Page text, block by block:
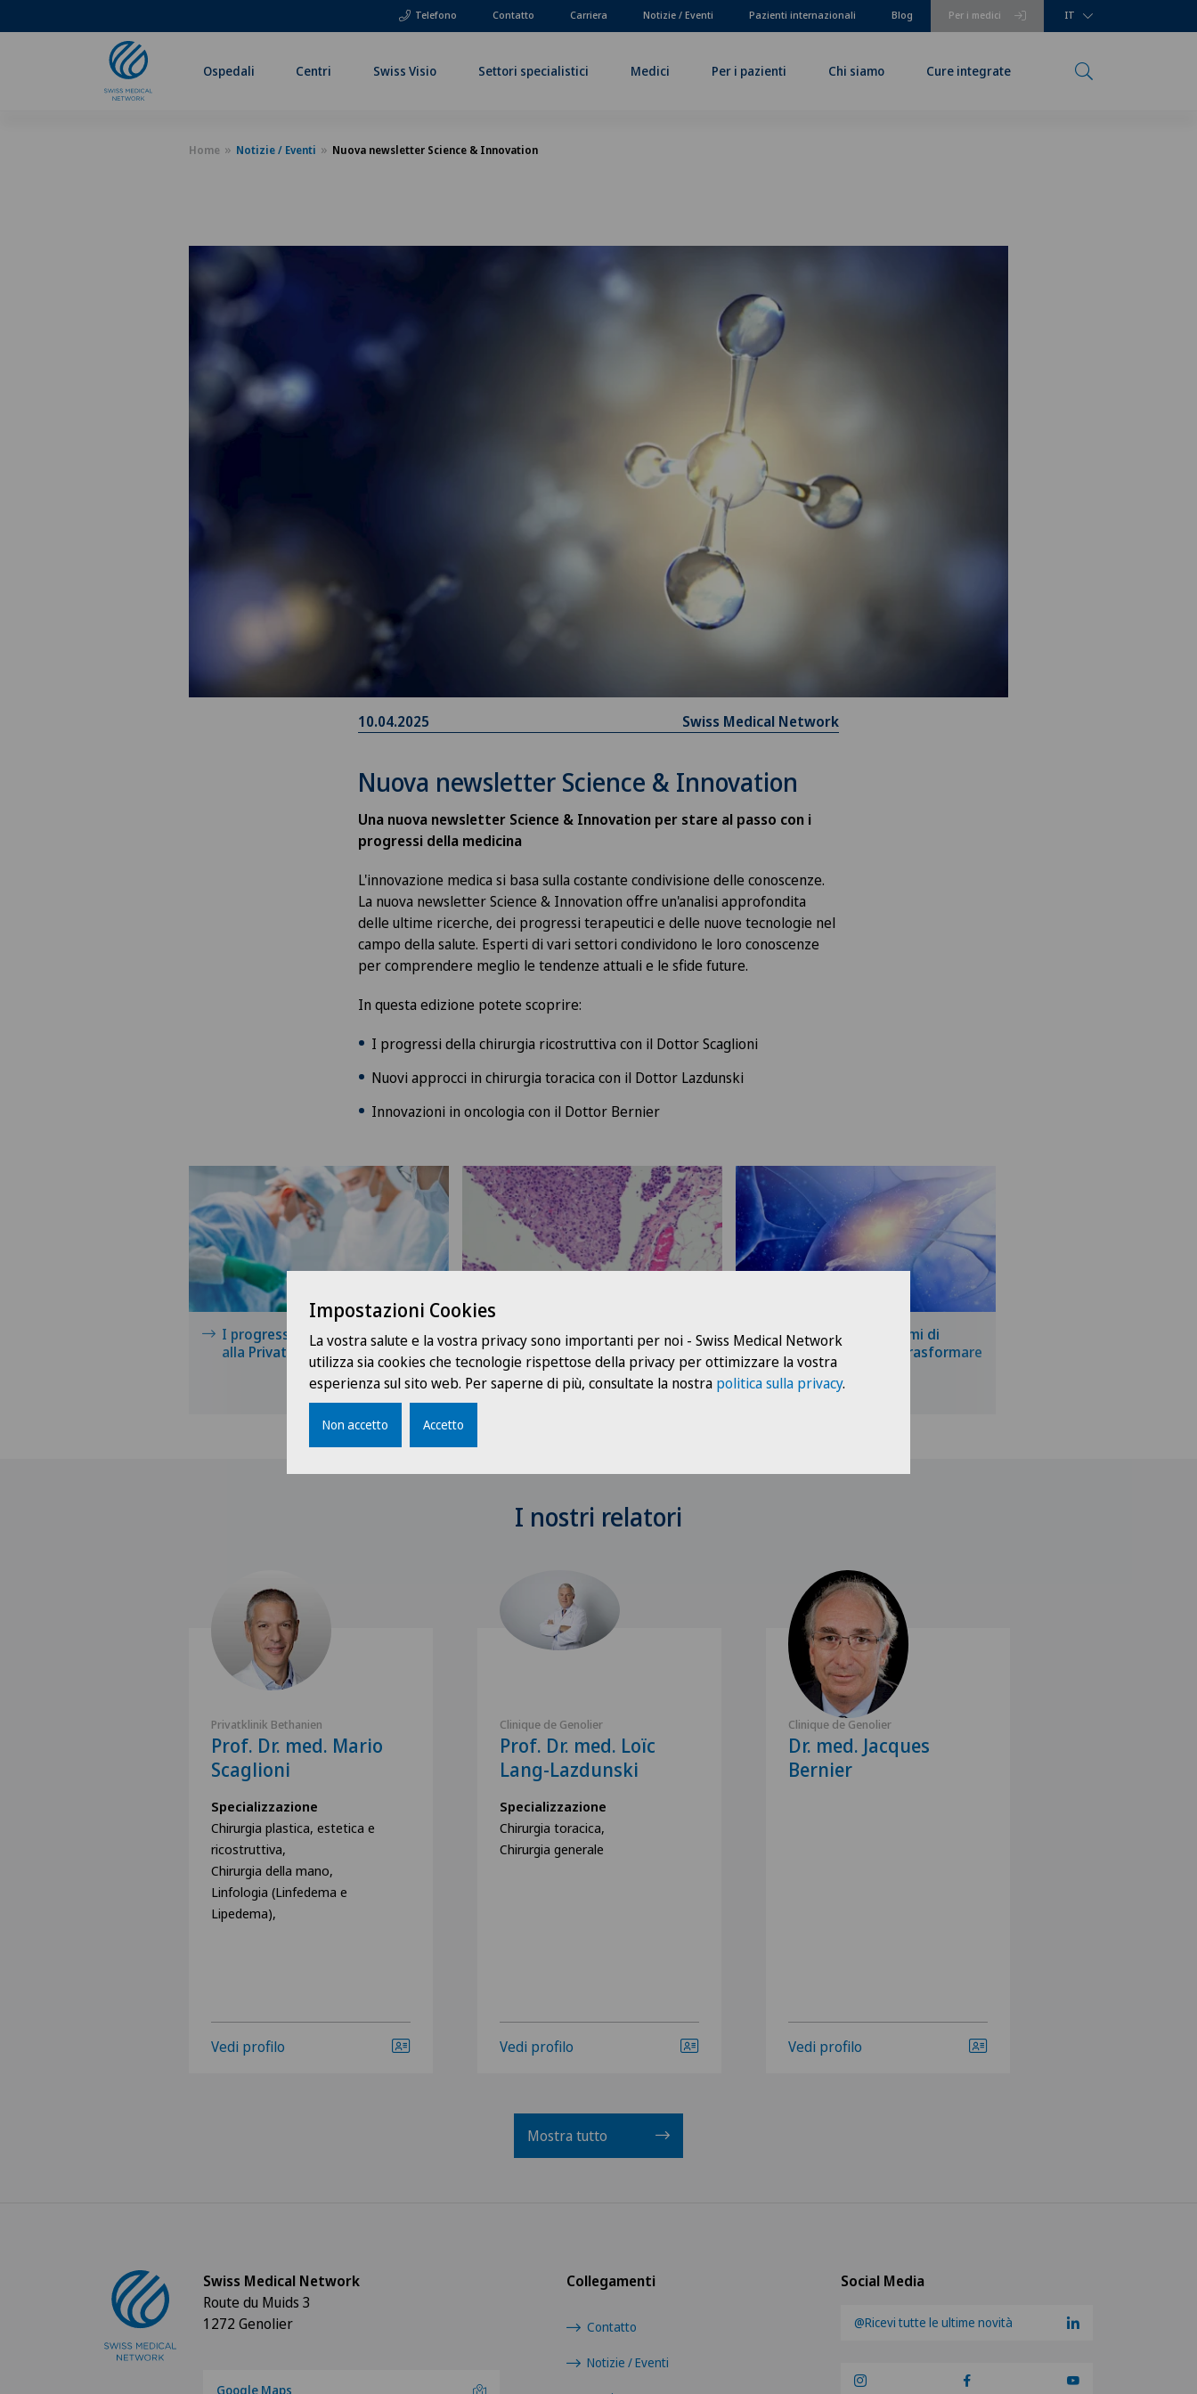
Telefono Per i medici
Contatto Carriera Notizie / Eventi Pazienti internazionali Blog IT
Ospedali Centri Swiss Visio Settori specialistici Medici Per i pazienti Chi siamo Cure integrate
Home Notizie / Eventi Nuova newsletter Science & Innovation
10.04.2025 Swiss Medical Network
Nuova newsletter Science & Innovation
Una nuova newsletter Science & Innovation per stare al passo con i
progressi della medicina
L'innovazione medica si basa sulla costante condivisione delle conoscenze.
La nuova newsletter Science & Innovation offre un'analisi approfondita
delle ultime ricerche, dei progressi terapeutici e delle nuove tecnologie nel
campo della salute. Esperti di vari settori condividono le loro conoscenze
per comprendere meglio le tendenze attuali e le sfide future.
In questa edizione potete scoprire:
I progressi della chirurgia ricostruttiva con il Dottor Scaglioni
Nuovi approcci in chirurgia toracica con il Dottor Lazdunski
Innovazioni in oncologia con il Dottor Bernier
I progressi della microchirurgia
alla Privatklinik Bethanien
La chirurgia citoriduttiva ha
ancora un ruolo da svolgere nel
trattamento del mesotelioma
pleurico?
I più recenti programmi di
ricerca dirompente: trasformare
la medicina
I nostri relatori
Privatklinik Bethanien
Prof. Dr. med. Mario
Scaglioni
Specializzazione
Chirurgia plastica, estetica e
ricostruttiva,
Chirurgia della mano,
Linfologia (Linfedema e
Lipedema),
Vedi profilo
Clinique de Genolier
Prof. Dr. med. Loïc
Lang-Lazdunski
Specializzazione
Chirurgia toracica,
Chirurgia generale
Vedi profilo
Clinique de Genolier
Dr. med. Jacques
Bernier
Vedi profilo
Mostra tutto
Social Media
@Ricevi tutte le ultime novità
Collegamenti
Contatto
Notizie / Eventi
Swiss Medical Network
Route du Muids 3
1272 Genolier
Google Maps
Impostazioni Cookies
La vostra salute e la vostra privacy sono importanti per noi - Swiss Medical Network
utilizza sia cookies che tecnologie rispettose della privacy per ottimizzare la vostra
esperienza sul sito web. Per saperne di più, consultate la nostra politica sulla privacy.
Non accetto Accetto